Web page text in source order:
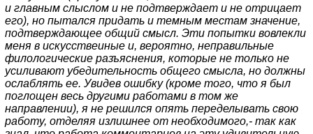
и главным слыслом и не подтверждает и не отрицает
его), но пытался придать и темным местам значение,
подтверждающее общий смысл. Эти попытки вовлекли
меня в искусствеиные и, вероятно, неправильные
филологические разъяснения, которые не только не
усиливают убедительность общего смысла, но должны
ослаблять ее. Увидев ошибку (кроме того, что я был
поглощен весь другими работами в том же
направлении), я не решился опять переделывать свою
работу, отделяя излишнее от необходимого,- так как